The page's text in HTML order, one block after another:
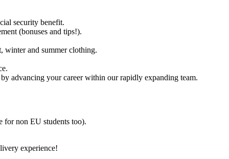
security benefit.
(bonuses and tips!).
winter and summer clothing.
advancing your career within our rapidly expanding team.
for non EU students too).
experience!